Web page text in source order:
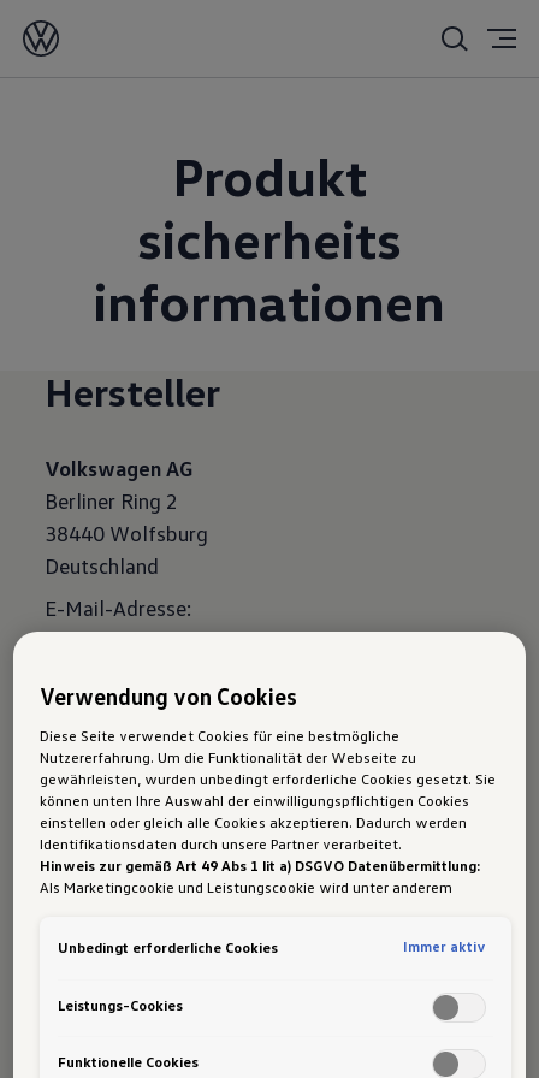
Produkt
sicherheits
informationen
Hersteller
Volkswagen AG
Berliner Ring 2
38440 Wolfsburg
Deutschland
E-Mail-Adresse:
kundenbetreuung@volkswagen.de
Produktsicherheits
informationen
Allgemeine Sicherheitshinweise zu den aktuellen
Fahrzeugen der Volkswagen AG finden Sie hier:
Volkswagen Produktsicherheitshinweise (PDF,
Produktsicherheitshinweise (PDF, 1 MB)
Verwendung von Cookies
Diese Seite verwendet Cookies für eine bestmögliche
Nutzererfahrung. Um die Funktionalität der Webseite zu
gewährleisten, wurden unbedingt erforderliche Cookies gesetzt. Sie
können unten Ihre Auswahl der einwilligungspflichtigen Cookies
einstellen oder gleich alle Cookies akzeptieren. Dadurch werden
Identifikationsdaten durch unsere Partner verarbeitet.
Hinweis zur gemäß Art 49 Abs 1 lit a) DSGVO Datenübermittlung:
Als Marketingcookie und Leistungscookie wird unter anderem
Daten in die USA (insbesondere dort an die Google LLC) weitergibt.
Angemessenheitsbeschluss der Europäischen Kommission. Hieraus
Betroffener in den USA nicht wirksam durchsetzen können, in den
Unbedingt erforderliche Cookies Immer aktiv
Leistungs-Cookies
Funktionelle Cookies